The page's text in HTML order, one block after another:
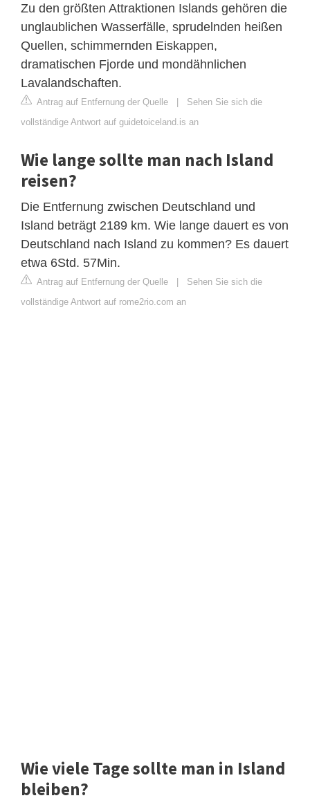
Zu den größten Attraktionen Islands gehören die
unglaublichen Wasserfälle, sprudelnden heißen
Quellen, schimmernden Eiskappen,
dramatischen Fjorde und mondähnlichen
Lavalandschaften.
Antrag auf Entfernung der Quelle | Sehen Sie sich die
vollständige Antwort auf guidetoiceland.is an
Wie lange sollte man nach Island
reisen?
Die Entfernung zwischen Deutschland und
Island beträgt 2189 km. Wie lange dauert es von
Deutschland nach Island zu kommen? Es dauert
etwa 6Std. 57Min.
Antrag auf Entfernung der Quelle | Sehen Sie sich die
vollständige Antwort auf rome2rio.com an
Wie viele Tage sollte man in Island
bleiben?